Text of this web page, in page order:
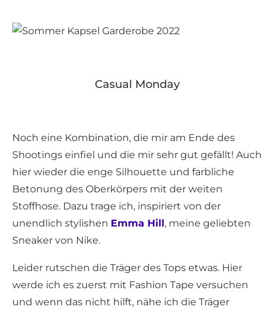
Casual Monday
Noch eine Kombination, die mir am Ende des
Shootings einfiel und die mir sehr gut gefällt! Auch
hier wieder die enge Silhouette und farbliche
Betonung des Oberkörpers mit der weiten
Stoffhose. Dazu trage ich, inspiriert von der
unendlich stylishen Emma Hill, meine geliebten
Sneaker von Nike.
Leider rutschen die Träger des Tops etwas. Hier
werde ich es zuerst mit Fashion Tape versuchen
und wenn das nicht hilft, nähe ich die Träger